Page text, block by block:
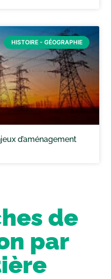
HISTOIRE - GÉOGRAPHIE
d’aménagement
de
par